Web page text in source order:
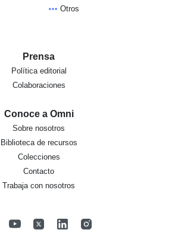
Otros
Prensa
Política editorial
Colaboraciones
Conoce a Omni
Sobre nosotros
Biblioteca de recursos
Colecciones
Contacto
Trabaja con nosotros